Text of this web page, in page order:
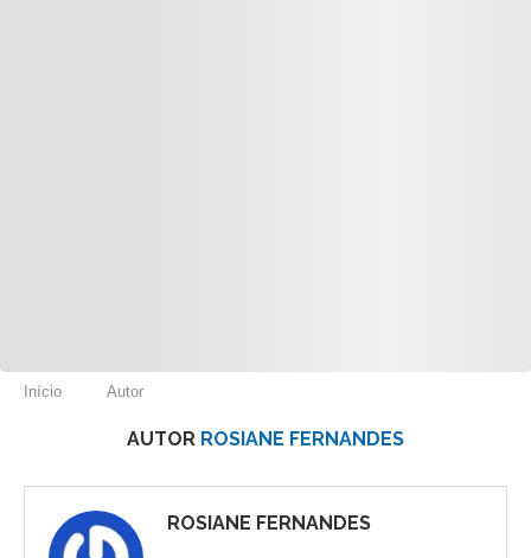
Início Autor
AUTOR ROSIANE FERNANDES
ROSIANE FERNANDES